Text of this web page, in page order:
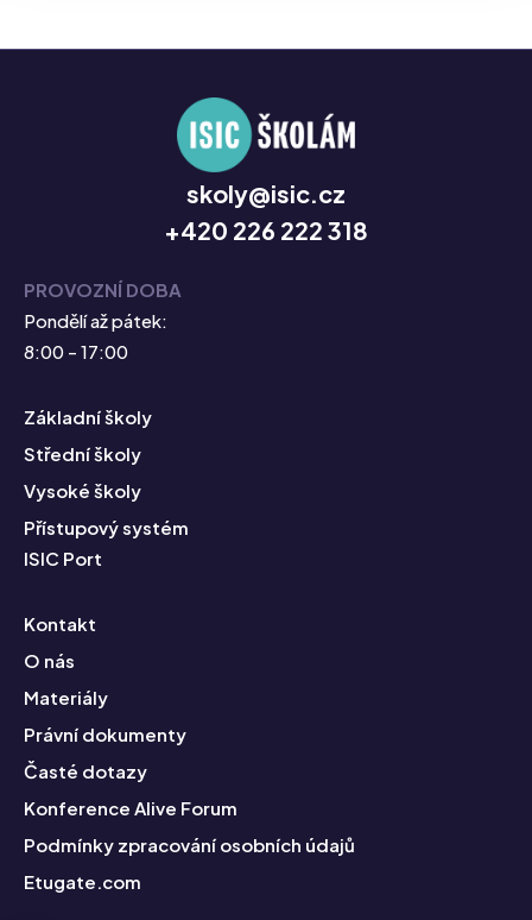
skoly@isic.cz
+420 226 222 318
PROVOZNÍ DOBA
Pondělí až pátek:
8:00 - 17:00
Základní školy
Střední školy
Vysoké školy
Přístupový systém
ISIC Port
Kontakt
O nás
Materiály
Právní dokumenty
Časté dotazy
Konference Alive Forum
Podmínky zpracování osobních údajů
Etugate.com